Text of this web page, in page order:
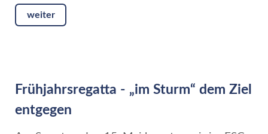
weiter
Frühjahrsregatta - „im Sturm“ dem Ziel
entgegen